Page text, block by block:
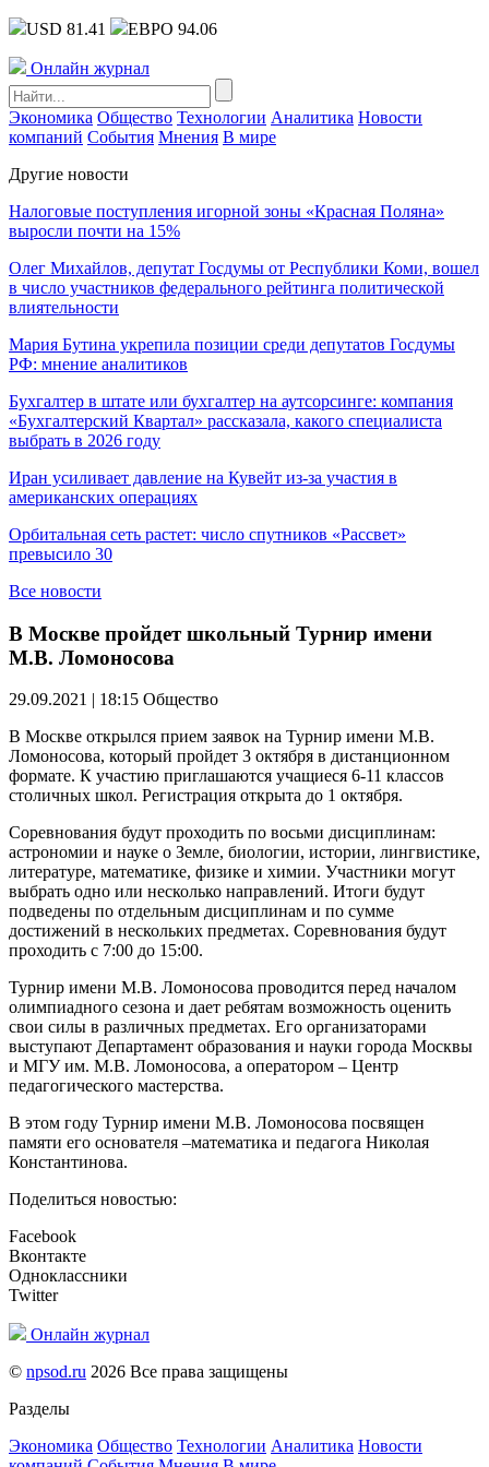
USD 81.41 ЕВРО 94.06
Онлайн журнал
Экономика Общество Технологии Аналитика Новости
компаний События Мнения В мире
Другие новости
Налоговые поступления игорной зоны «Красная Поляна»
выросли почти на 15%
Олег Михайлов, депутат Госдумы от Республики Коми, вошел
в число участников федерального рейтинга политической
влиятельности
Мария Бутина укрепила позиции среди депутатов Госдумы
РФ: мнение аналитиков
Бухгалтер в штате или бухгалтер на аутсорсинге: компания
«Бухгалтерский Квартал» рассказала, какого специалиста
выбрать в 2026 году
Иран усиливает давление на Кувейт из-за участия в
американских операциях
Орбитальная сеть растет: число спутников «Рассвет»
превысило 30
Все новости
В Москве пройдет школьный Турнир имени
М.В. Ломоносова
29.09.2021 | 18:15 Общество
В Москве открылся прием заявок на Турнир имени М.В.
Ломоносова, который пройдет 3 октября в дистанционном
формате. К участию приглашаются учащиеся 6-11 классов
столичных школ. Регистрация открыта до 1 октября.
Соревнования будут проходить по восьми дисциплинам:
астрономии и науке о Земле, биологии, истории, лингвистике,
литературе, математике, физике и химии. Участники могут
выбрать одно или несколько направлений. Итоги будут
подведены по отдельным дисциплинам и по сумме
достижений в нескольких предметах. Соревнования будут
проходить с 7:00 до 15:00.
Турнир имени М.В. Ломоносова проводится перед началом
олимпиадного сезона и дает ребятам возможность оценить
свои силы в различных предметах. Его организаторами
выступают Департамент образования и науки города Москвы
и МГУ им. М.В. Ломоносова, а оператором – Центр
педагогического мастерства.
В этом году Турнир имени М.В. Ломоносова посвящен
памяти его основателя –математика и педагога Николая
Константинова.
Поделиться новостью:
Facebook
Вконтакте
Одноклассники
Twitter
Онлайн журнал
© npsod.ru 2026 Все права защищены
Разделы
Экономика Общество Технологии Аналитика Новости